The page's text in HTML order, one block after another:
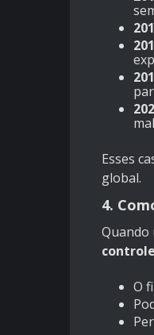
Esses
global.
4.
Quando
O